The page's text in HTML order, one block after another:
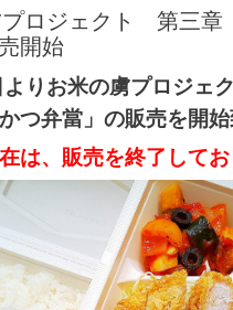
プロジェクト 第三
開始
よりお米の虜プロジェ
かつ弁當」の販売を開始
は、販売を終了してお